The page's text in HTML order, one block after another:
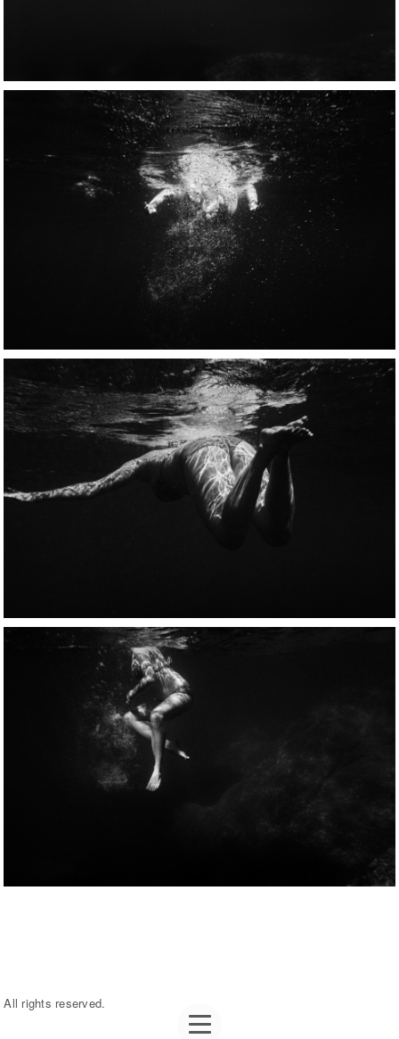
All rights reserved.